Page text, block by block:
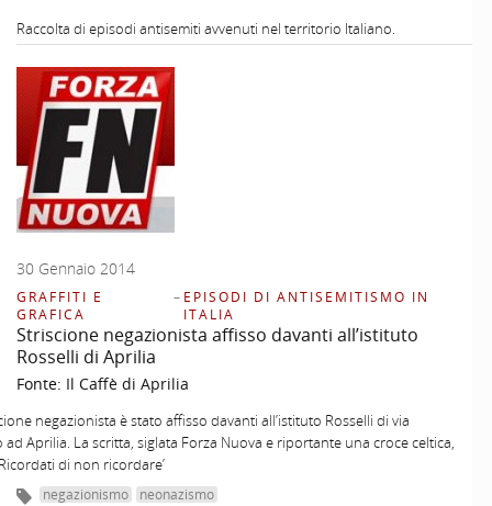
Raccolta di episodi antisemiti avvenuti nel territorio Italiano.
30 Gennaio 2014
GRAFFITI E
GRAFICA
– EPISODI DI ANTISEMITISMO IN
ITALIA
Striscione negazionista affisso davanti all’istituto
Rosselli di Aprilia
Fonte: Il Caffè di Aprilia
negazionista è stato affisso davanti all’istituto Rosselli di via
ad Aprilia. La scritta, siglata Forza Nuova e riportante una croce celtica,
di non ricordare’
negazionismo neonazismo